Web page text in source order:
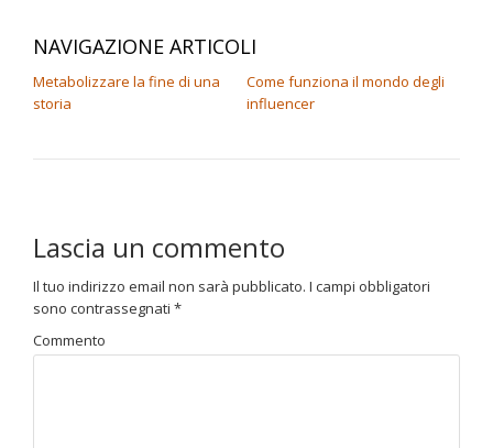
NAVIGAZIONE ARTICOLI
Metabolizzare la fine di una
storia
Come funziona il mondo degli
influencer
Lascia un commento
Il tuo indirizzo email non sarà pubblicato. I campi obbligatori
sono contrassegnati *
Commento